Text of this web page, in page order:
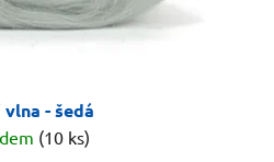
- šedá
(10 ks)